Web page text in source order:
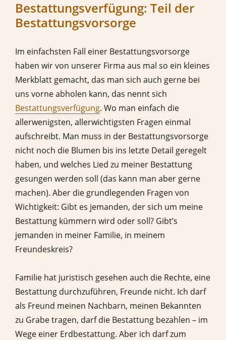
Bestattungsverfügung: Teil der
Bestattungsvorsorge
Im einfachsten Fall einer Bestattungsvorsorge
haben wir von unserer Firma aus mal so ein kleines
Merkblatt gemacht, das man sich auch gerne bei
uns vorne abholen kann, das nennt sich
Bestattungsverfügung. Wo man einfach die
allerwenigsten, allerwichtigsten Fragen einmal
aufschreibt. Man muss in der Bestattungsvorsorge
nicht noch die Blumen bis ins letzte Detail geregelt
haben, und welches Lied zu meiner Bestattung
gesungen werden soll (das kann man aber gerne
machen). Aber die grundlegenden Fragen von
Wichtigkeit: Gibt es jemanden, der sich um meine
Bestattung kümmern wird oder soll? Gibt’s
jemanden in meiner Familie, in meinem
Freundeskreis?
Familie hat juristisch gesehen auch die Rechte, eine
Bestattung durchzuführen, Freunde nicht. Ich darf
als Freund meinen Nachbarn, meinen Bekannten
zu Grabe tragen, darf die Bestattung bezahlen – im
Wege einer Erdbestattung. Aber ich darf zum